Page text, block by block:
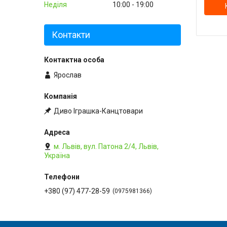
Неділя
10:00 19:00
Контакти
Ярослав
Диво Іграшка-Канцтовари
м. Львів, вул. Патона 2/4, Львів,
Україна
+380 (97) 477-28-59 0975981366